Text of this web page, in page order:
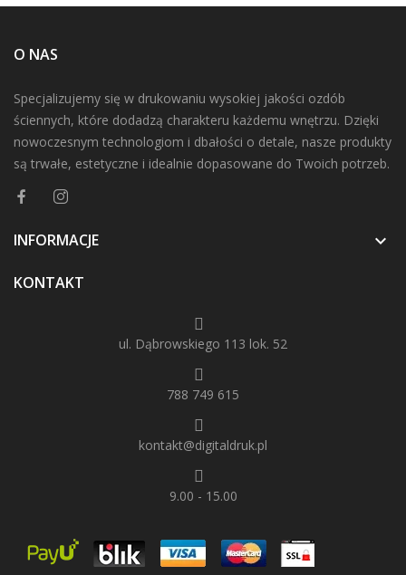
O NAS
Specjalizujemy się w drukowaniu wysokiej jakości ozdób
ściennych, które dodadzą charakteru każdemu wnętrzu. Dzięki
nowoczesnym technologiom i dbałości o detale, nasze produkty
są trwałe, estetyczne i idealnie dopasowane do Twoich potrzeb.
INFORMACJE 
KONTAKT
ul. Dąbrowskiego 113 lok. 52
788 749 615
kontakt@digitaldruk.pl
9.00 - 15.00